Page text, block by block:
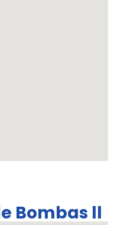
Bombas ll